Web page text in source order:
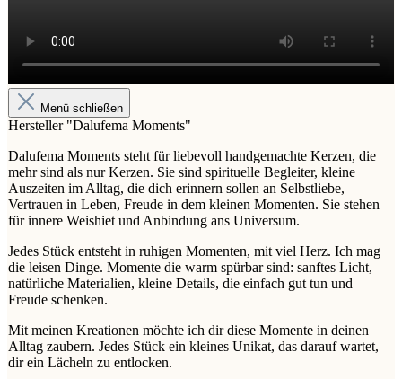
Menü schließen
Hersteller "Dalufema Moments"
Dalufema Moments steht für liebevoll handgemachte Kerzen, die
mehr sind als nur Kerzen. Sie sind spirituelle Begleiter, kleine
Auszeiten im Alltag, die dich erinnern sollen an Selbstliebe,
Vertrauen in Leben, Freude in dem kleinen Momenten. Sie stehen
für innere Weishiet und Anbindung ans Universum.
Jedes Stück entsteht in ruhigen Momenten, mit viel Herz. Ich mag
die leisen Dinge. Momente die warm spürbar sind: sanftes Licht,
natürliche Materialien, kleine Details, die einfach gut tun und
Freude schenken.
Mit meinen Kreationen möchte ich dir diese Momente in deinen
Alltag zaubern. Jedes Stück ein kleines Unikat, das darauf wartet,
dir ein Lächeln zu entlocken.